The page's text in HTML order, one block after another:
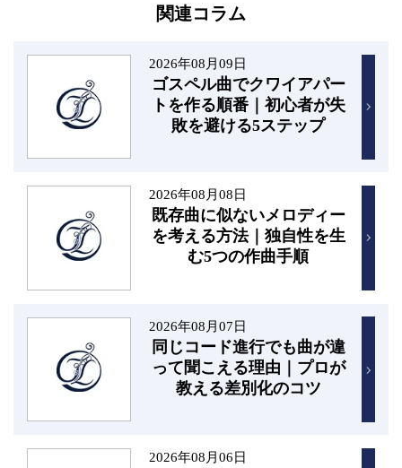
関連コラム
2026年08月09日
ゴスペル曲でクワイアパー
トを作る順番｜初心者が失
敗を避ける5ステップ
2026年08月08日
既存曲に似ないメロディー
を考える方法｜独自性を生
む5つの作曲手順
2026年08月07日
同じコード進行でも曲が違
って聞こえる理由｜プロが
教える差別化のコツ
2026年08月06日